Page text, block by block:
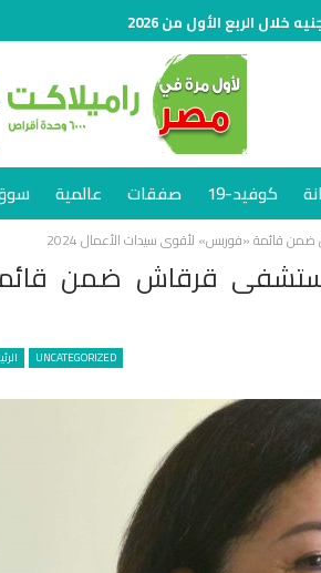
كوفيد-19 صفقات عالمية
قائمة «فوربس» لأقوى سيدات الأعمال 2024
مستشفى قرقاش ضمن
UNCATEGORIZED